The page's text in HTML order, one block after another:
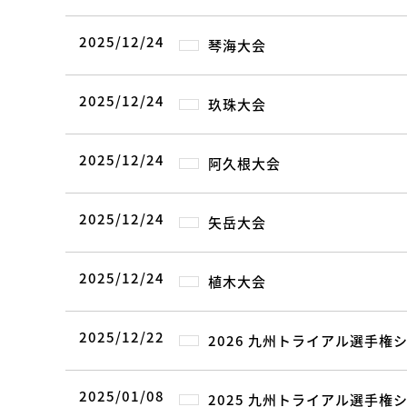
2025/12/24 琴海大会
2025/12/24 玖珠大会
2025/12/24 阿久根大会
2025/12/24 矢岳大会
2025/12/24 植木大会
2025/12/22 2026 九州トライアル選手権
2025/01/08 2025 九州トライアル選手権